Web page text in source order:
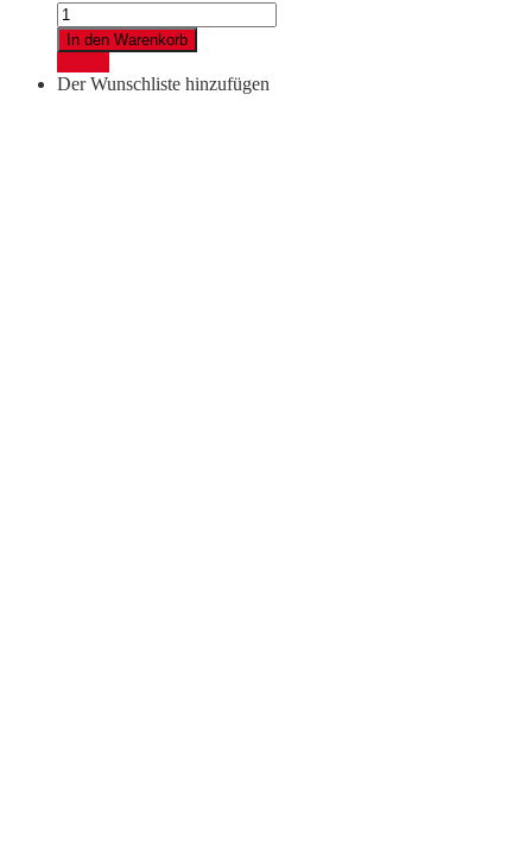
Hochenperg®
Leithaberg
DAC
2023
Menge
In den Warenkorb
Der Wunschliste hinzufügen